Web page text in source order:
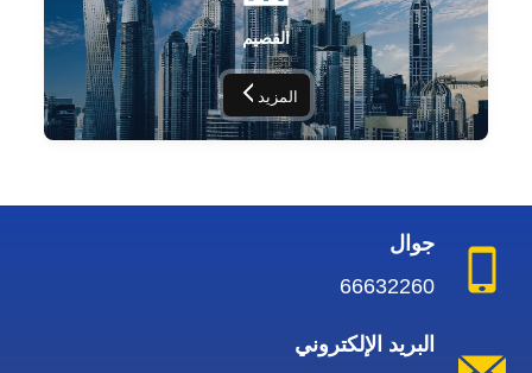
القصيم
المزيد
جوال
66632260
البريد الإلكتروني